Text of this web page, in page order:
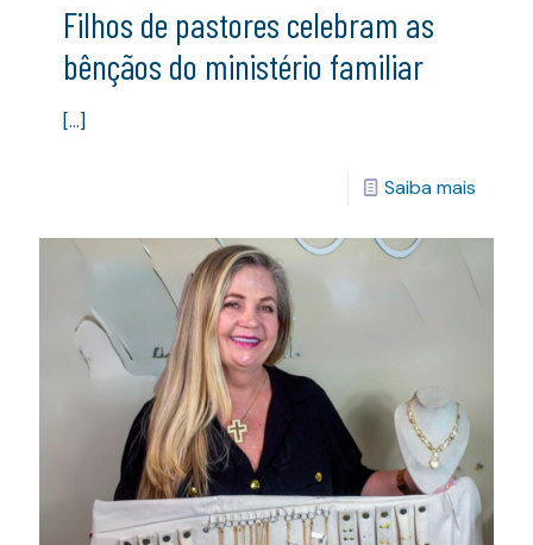
Filhos de pastores celebram as
bênçãos do ministério familiar
[…]
Saiba mais